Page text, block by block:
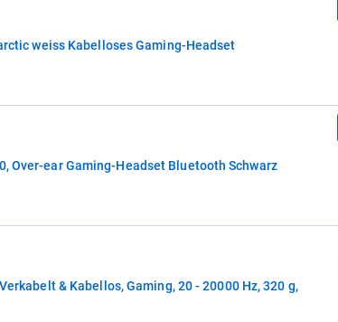
weiss Kabelloses Gaming-Headset
Over-ear Gaming-Headset Bluetooth Schwarz
& Kabellos, Gaming, 20 - 20000 Hz, 320 g,